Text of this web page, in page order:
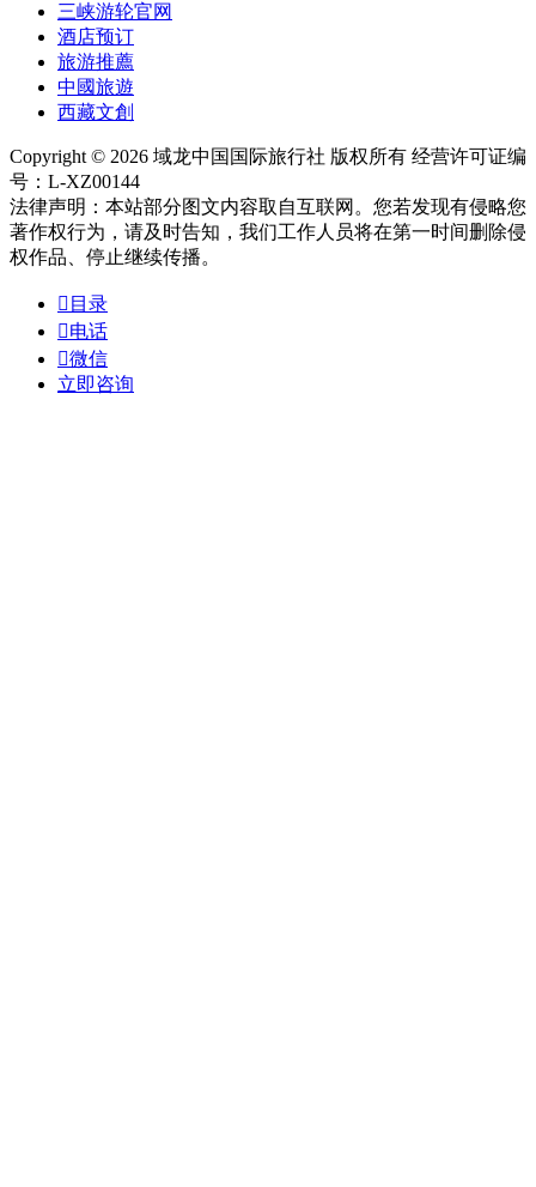
三峡游轮官网
酒店预订
旅游推薦
中國旅遊
西藏文創
Copyright © 2026 域龙中国国际旅行社 版权所有 经营许可证编
号：L-XZ00144
法律声明：本站部分图文内容取自互联网。您若发现有侵略您
著作权行为，请及时告知，我们工作人员将在第一时间删除侵
权作品、停止继续传播。
 目录
电话
微信
立即咨询